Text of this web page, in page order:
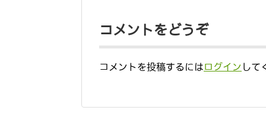
コメントをどうぞ
コメントを投稿するにはログイン して